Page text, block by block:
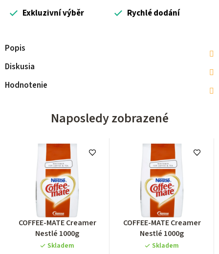
Exkluzivní výběr Rychlé dodání
Popis
Diskusia
Hodnotenie
Naposledy zobrazené
Priemerné
hodnotenie
produktu
COFFEE-MATE Creamer
Nestlé 1000g
Skladem
Priemerné
hodnotenie
produktu
COFFEE-MATE Creamer
Nestlé 1000g
Skladem